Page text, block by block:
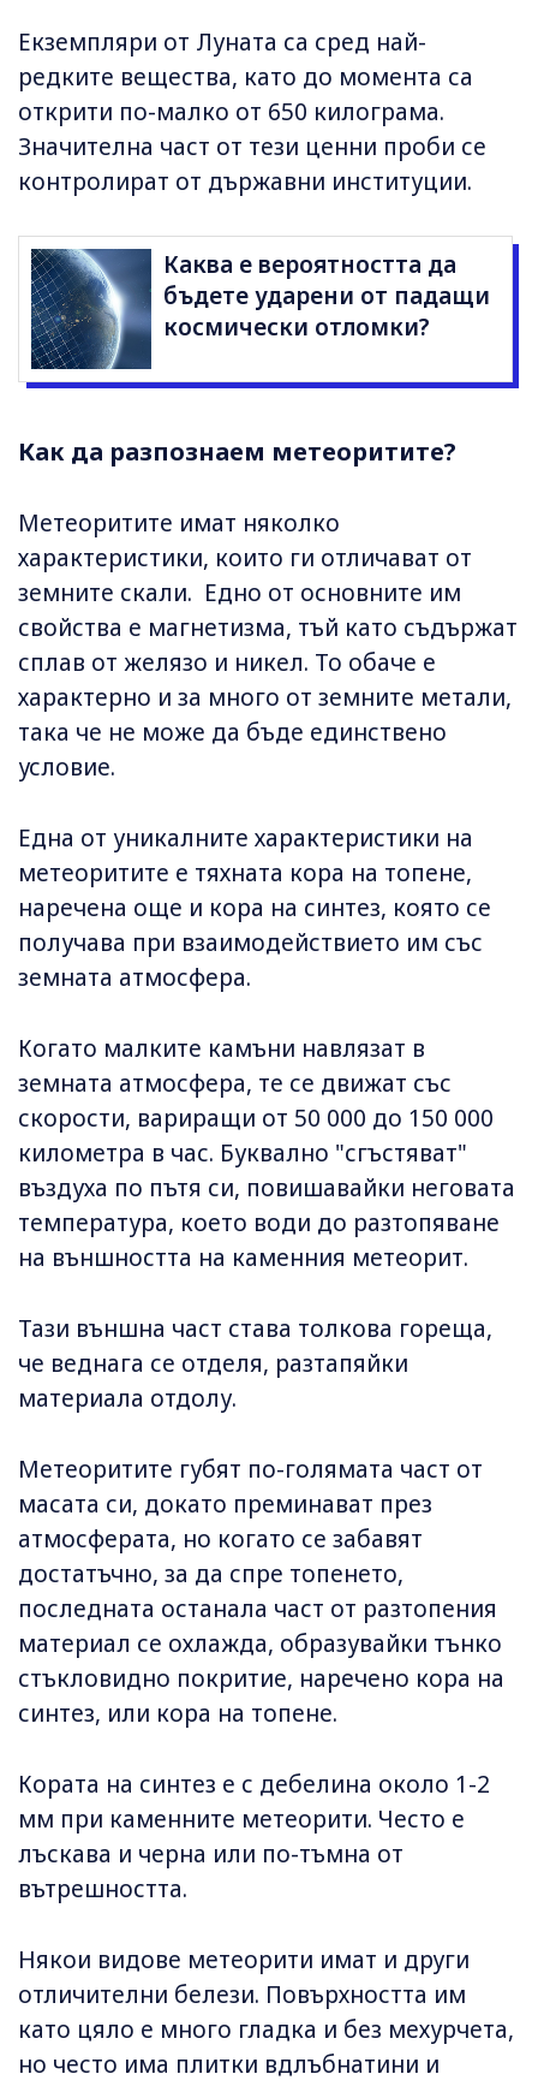
Екземпляри от Луната са сред най-
редките вещества, като до момента са
открити по-малко от 650 килограма.
Значителна част от тези ценни проби се
контролират от държавни институции.
Каква е вероятността да
бъдете ударени от падащи
космически отломки?
Как да разпознаем метеоритите?
Метеоритите имат няколко
характеристики, които ги отличават от
земните скали. Едно от основните им
свойства е магнетизма, тъй като съдържат
сплав от желязо и никел. То обаче е
характерно и за много от земните метали,
така че не може да бъде единствено
условие.
Една от уникалните характеристики на
метеоритите е тяхната кора на топене,
наречена още и кора на синтез, която се
получава при взаимодействието им със
земната атмосфера.
Когато малките камъни навлязат в
земната атмосфера, те се движат със
скорости, вариращи от 50 000 до 150 000
километра в час. Буквално "сгъстяват"
въздуха по пътя си, повишавайки неговата
температура, което води до разтопяване
на външността на каменния метеорит.
Тази външна част става толкова гореща,
че веднага се отделя, разтапяйки
материала отдолу.
Метеоритите губят по-голямата част от
масата си, докато преминават през
атмосферата, но когато се забавят
достатъчно, за да спре топенето,
последната останала част от разтопения
материал се охлажда, образувайки тънко
стъкловидно покритие, наречено кора на
синтез, или кора на топене.
Кората на синтез е с дебелина около 1-2
мм при каменните метеорити. Често е
лъскава и черна или по-тъмна от
вътрешността.
Някои видове метеорити имат и други
отличителни белези. Повърхността им
като цяло е много гладка и без мехурчета,
но често има плитки вдлъбнатини и